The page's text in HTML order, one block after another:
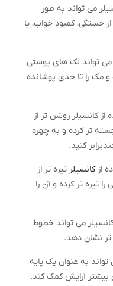
می تواند به طور
خستگی، کمبود خواب، یا
می تواند لک های پوستی
مک را تا حدی پوشانده
از کانسیلر روشن تر از
تر کرده و به چهره
کنید.
ازکانسیلر تیره تر از
تیره تر کرده و آن را
می تواند خطوط
تر نشان دهد.
تواند به عنوان یک پایه
بیشتر آرایش کمک کند.